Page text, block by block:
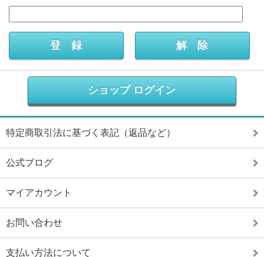
ショップ ログイン
特定商取引法に基づく表記（返品など）
公式ブログ
マイアカウント
お問い合わせ
支払い方法について